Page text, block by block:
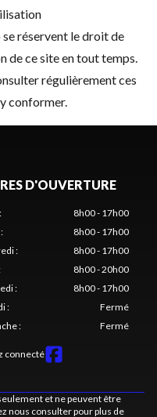
réservent le droit de
de ce site en tout temps.
régulièrement ces
conformer.
D'OUVERTURE
:
8h00 - 17h00
:
8h00 - 17h00
:
8h00 - 17h00
8h00 - 20h00
:
8h00 - 17h00
:
Fermé
: Fermé
connecté
et ne peuvent être
nous consulter pour plus de